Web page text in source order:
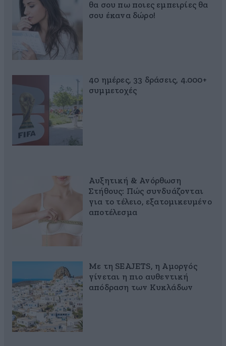
θα σου πω ποιες εμπειρίες θα
σου έκανα δώρο!
40 ημέρες, 33 δράσεις, 4.000+
συμμετοχές
Αυξητική & Ανόρθωση
Στήθους: Πώς συνδυάζονται
για το τέλειο, εξατομικευμένο
αποτέλεσμα
Με τη SEAJETS, η Αμοργός
γίνεται η πιο αυθεντική
απόδραση των Κυκλάδων